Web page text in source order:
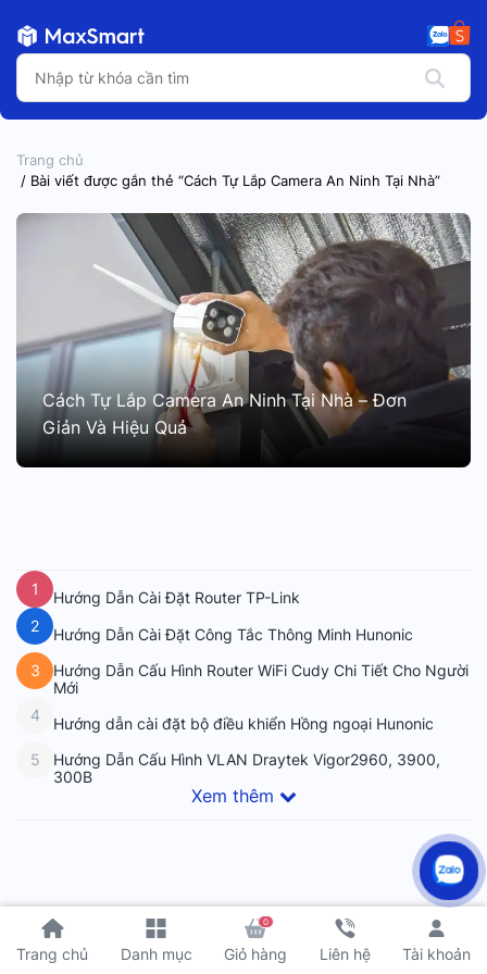
Trang chủ Danh mục
0
Giỏ hàng Liên hệ Tài khoản
Trang chủ
/ Bài viết được gắn thẻ “Cách Tự Lắp Camera An Ninh Tại Nhà”
Cách Tự Lắp Camera An Ninh Tại Nhà – Đơn
Giản Và Hiệu Quả
1
Hướng Dẫn Cài Đặt Router TP-Link
2
Hướng Dẫn Cài Đặt Công Tắc Thông Minh Hunonic
3
Hướng Dẫn Cấu Hình Router WiFi Cudy Chi Tiết Cho Người
Mới
4
Hướng dẫn cài đặt bộ điều khiển Hồng ngoại Hunonic
5
Hướng Dẫn Cấu Hình VLAN Draytek Vigor2960, 3900,
300B
Xem thêm